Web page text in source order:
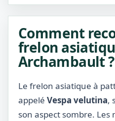
Comment
frelon
Archambault ?
Le frelon asiatique à
appelé Vespa velutina,
son aspect sombre.